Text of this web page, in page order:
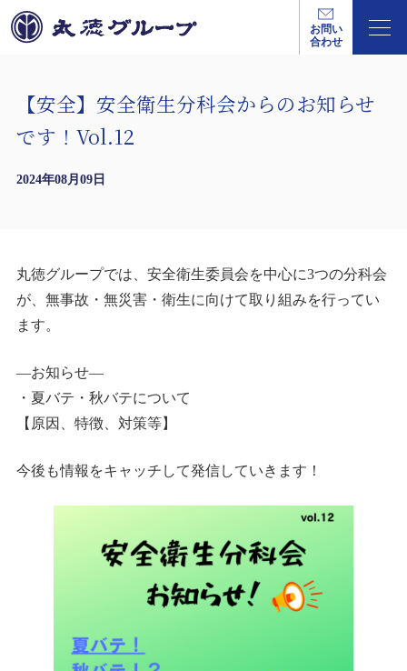
お問い
合わせ
【安全】安全衛生分科会からのお知らせ
です！Vol.12
2024年08月09日
丸徳グループでは、安全衛生委員会を中心に3つの分科会
が、無事故・無災害・衛生に向けて取り組みを行ってい
ます。
―お知らせ―
・夏バテ・秋バテについて
【原因、特徴、対策等】
今後も情報をキャッチして発信していきます！